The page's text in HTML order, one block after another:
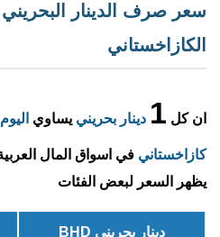
سعر صرف الدينار البحريني
الكازاخستاني
ان كل 1 دينار بحريني يساوي اليوم
كازاخستاني في اسواق المال
يظهر السعر لبعض الفئات
دينار بحريني BHD